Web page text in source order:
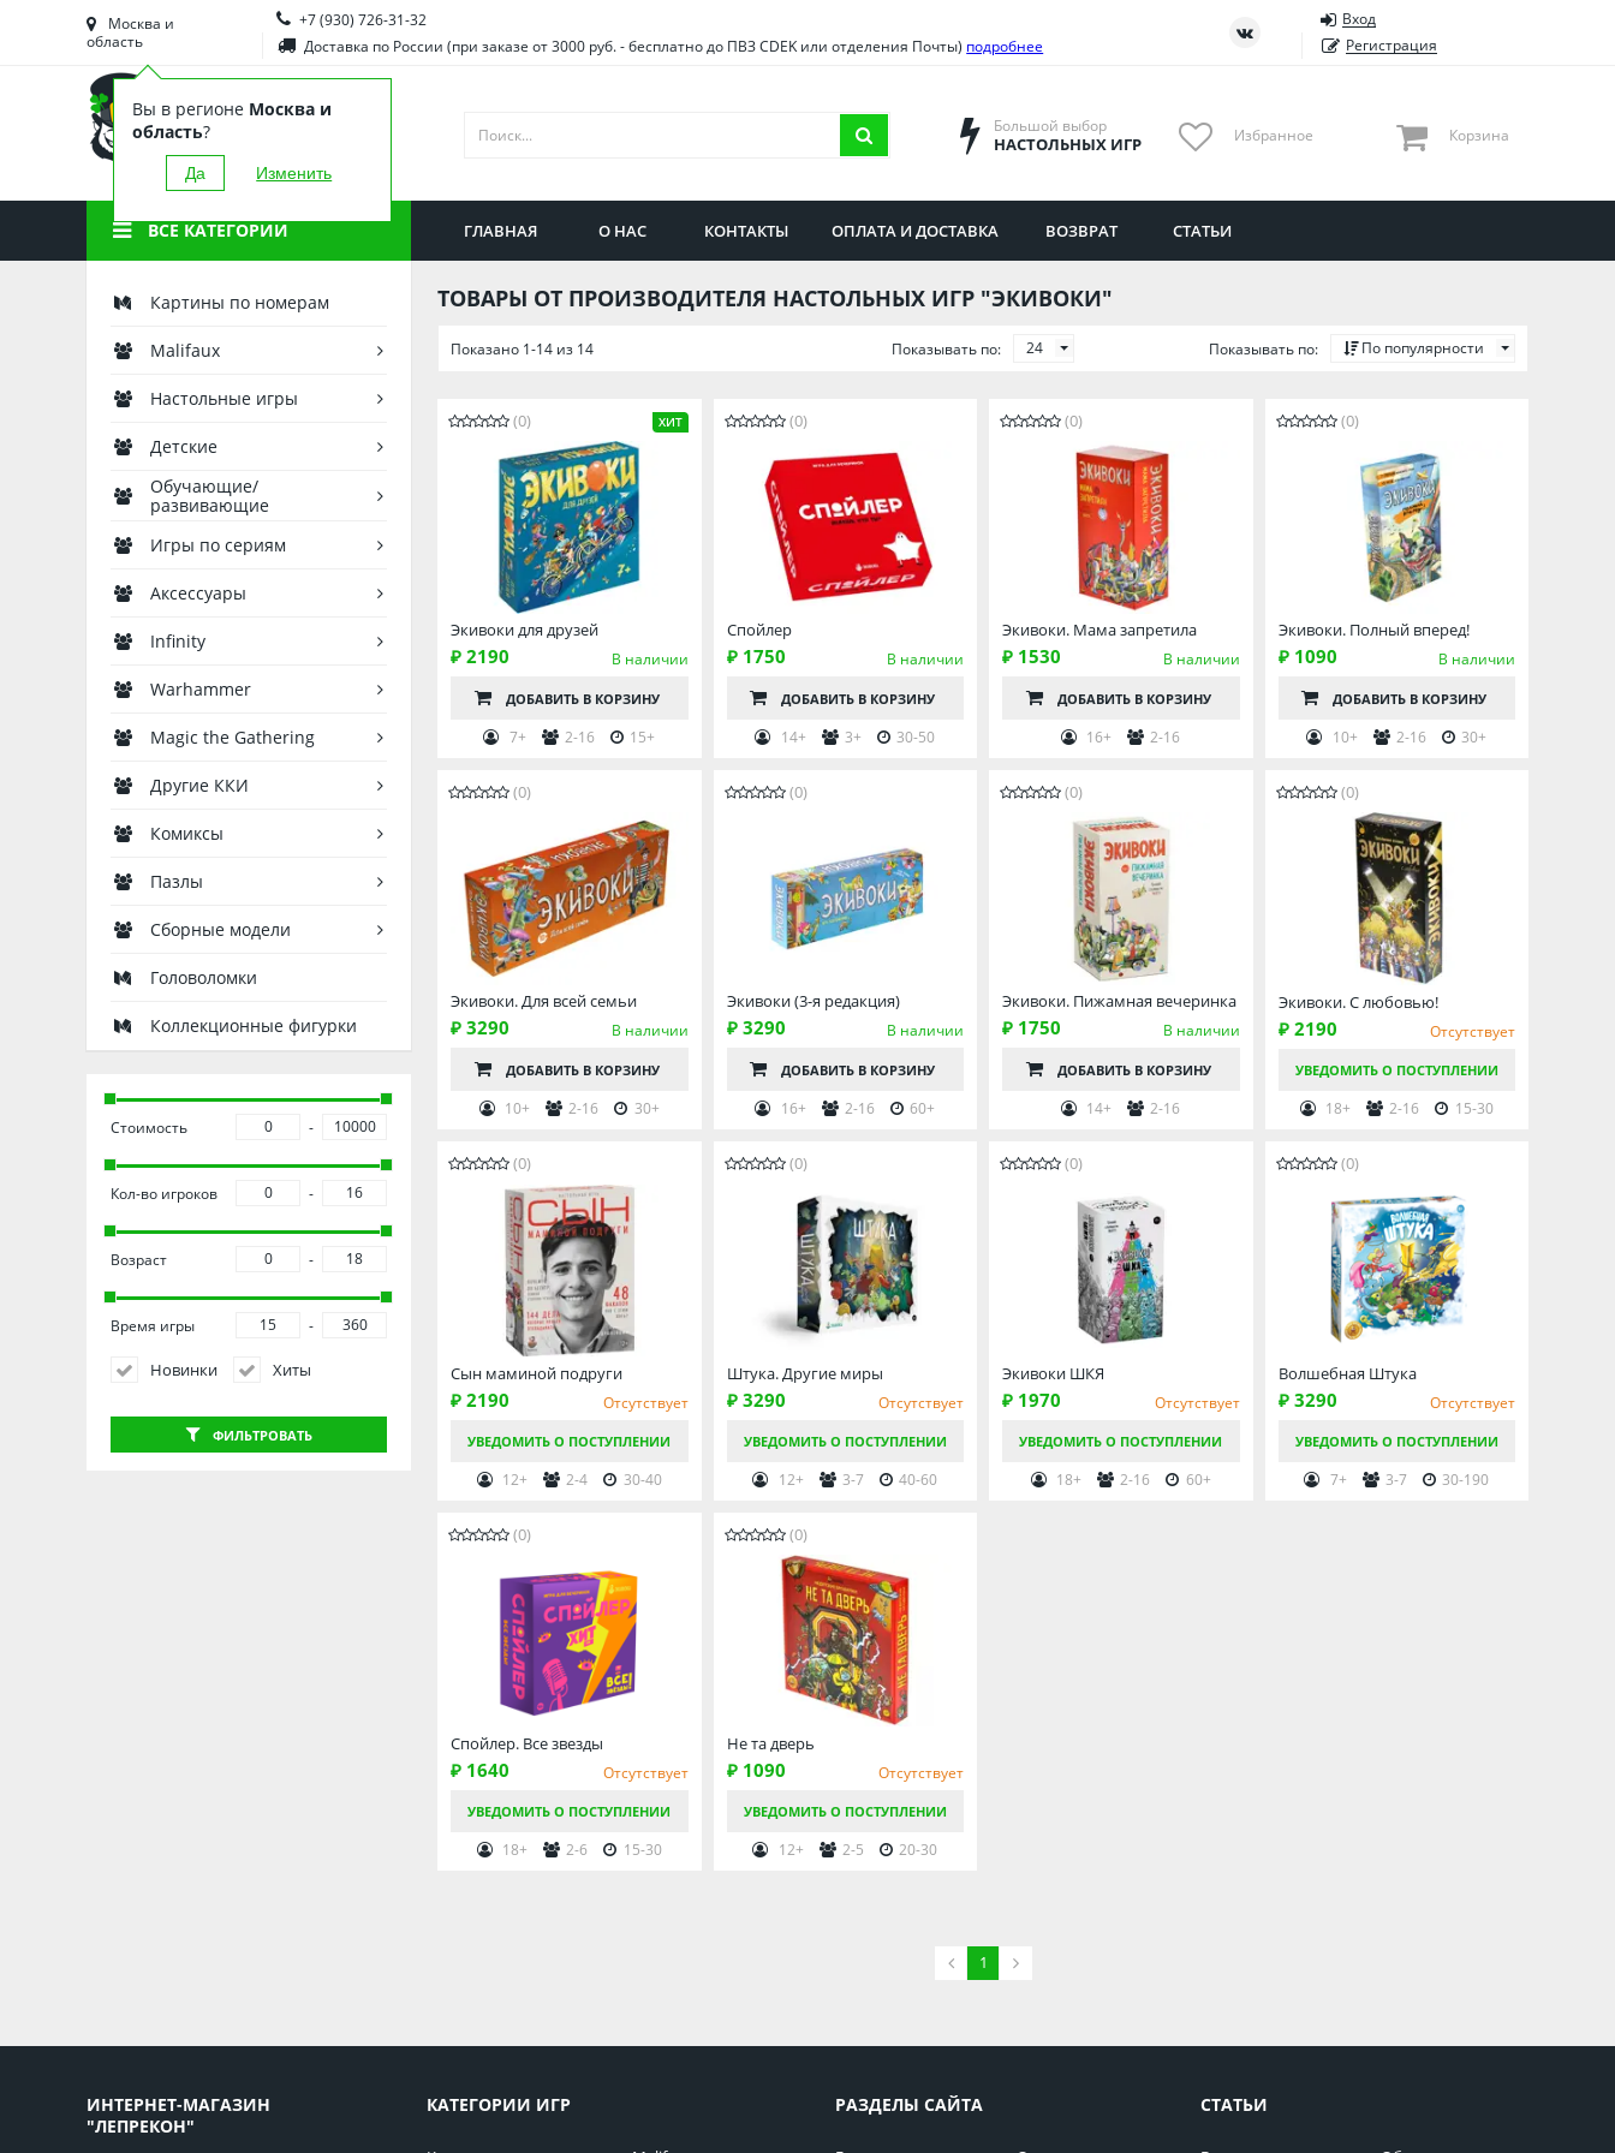
Башкортостан
Брянская область
Вологодская область
Воронежская область
Иркутская область
Саратовская область
Тюменская область
Ульяновская область
Москва и
область
Вы в регионе Москва и
область?
Да Изменить
+7 (930) 726-31-32
Доставка по России (при заказе от 3000 руб. - бесплатно до ПВЗ CDEK или отделения Почты) подробнее
Вход
Регистрация
Большой выбор
НАСТОЛЬНЫХ ИГР Избранное Корзина
ВСЕ КАТЕГОРИИ ГЛАВНАЯ О НАС КОНТАКТЫ ОПЛАТА И ДОСТАВКА ВОЗВРАТ СТАТЬИ
ТОВАРЫ ОТ ПРОИЗВОДИТЕЛЯ НАСТОЛЬНЫХ ИГР "ЭКИВОКИ"
Показано 1-14 из 14 Показывать по: 24 Показывать по: По популярности
(0) ХИТ
Экивоки для друзей
₽ 2190 В наличии
ДОБАВИТЬ В КОРЗИНУ
7+ 2-16 15+
(0)
Спойлер
₽ 1750 В наличии
ДОБАВИТЬ В КОРЗИНУ
14+ 3+ 30-50
(0)
Экивоки. Мама запретила
₽ 1530 В наличии
ДОБАВИТЬ В КОРЗИНУ
16+ 2-16
(0)
Экивоки. Полный вперед!
₽ 1090 В наличии
ДОБАВИТЬ В КОРЗИНУ
10+ 2-16 30+
(0)
Экивоки. Для всей семьи
₽ 3290 В наличии
ДОБАВИТЬ В КОРЗИНУ
10+ 2-16 30+
(0)
Экивоки (3-я редакция)
₽ 3290 В наличии
ДОБАВИТЬ В КОРЗИНУ
16+ 2-16 60+
(0)
Экивоки. Пижамная вечеринка
₽ 1750 В наличии
ДОБАВИТЬ В КОРЗИНУ
14+ 2-16
(0)
Экивоки. С любовью!
₽ 2190 Отсутствует
УВЕДОМИТЬ О ПОСТУПЛЕНИИ
18+ 2-16 15-30
(0)
Сын маминой подруги
₽ 2190 Отсутствует
УВЕДОМИТЬ О ПОСТУПЛЕНИИ
12+ 2-4 30-40
(0)
Штука. Другие миры
₽ 3290 Отсутствует
УВЕДОМИТЬ О ПОСТУПЛЕНИИ
12+ 3-7 40-60
(0)
Экивоки ШКЯ
₽ 1970 Отсутствует
УВЕДОМИТЬ О ПОСТУПЛЕНИИ
18+ 2-16 60+
(0)
Волшебная Штука
₽ 3290 Отсутствует
УВЕДОМИТЬ О ПОСТУПЛЕНИИ
7+ 3-7 30-190
(0)
Спойлер. Все звезды
₽ 1640 Отсутствует
УВЕДОМИТЬ О ПОСТУПЛЕНИИ
18+ 2-6 15-30
(0)
Не та дверь
₽ 1090 Отсутствует
УВЕДОМИТЬ О ПОСТУПЛЕНИИ
12+ 2-5 20-30
1
Картины по номерам
Malifaux
Настольные игры
Детские
Обучающие/
развивающие
Игры по сериям
Аксессуары
Infinity
Warhammer
Magic the Gathering
Другие ККИ
Комиксы
Пазлы
Сборные модели
Головоломки
Коллекционные фигурки
Стоимость
Кол-во игроков
Возраст
Время игры
Новинки Хиты
ФИЛЬТРОВАТЬ
ИНТЕРНЕТ-МАГАЗИН
"ЛЕПРЕКОН"
КАТЕГОРИИ ИГР РАЗДЕЛЫ САЙТА СТАТЬИ